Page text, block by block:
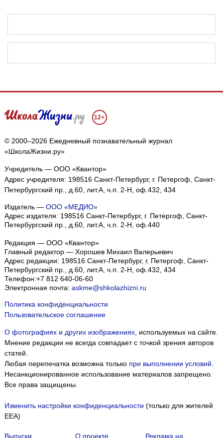
12+
© 2000–2026 Ежедневный познавательный журнал
«ШколаЖизни.ру»
Учредитель — ООО «Квантор»
Адрес учредителя: 198516 Санкт-Петербург, г. Петергоф, Санкт-
Петербургский пр., д.60, лит.А, ч.п. 2-Н, оф.432, 434
Издатель — ООО «МЕДИО»
Адрес издателя: 198516 Санкт-Петербург, г. Петергоф, Санкт-
Петербургский пр., д.60, лит.А, ч.п. 2-Н, оф.440
Редакция — ООО «Квантор»
Главный редактор — Хорошев Михаил Валерьевич
Адрес редакции: 198516 Санкт-Петербург, г. Петергоф Санкт-
Петербургский пр., д.60, лит.А, ч.п. 2-Н, оф.432, 434
Телефон:+7 812 640-06-60
Электронная почта: askme@shkolazhizni.ru
Политика конфиденциальности
Пользовательское соглашение
О фотографиях и других изображениях, используемых на сайте.
Мнение редакции не всегда совпадает с точкой зрения авторов
статей.
Любая перепечатка возможна только при выполнении условий
Несанкционированное использование материалов запрещено.
Все права защищены.
Изменить настройки конфиденциальности (только для жителей
EEA)
Выпуски О проекте Реклама на